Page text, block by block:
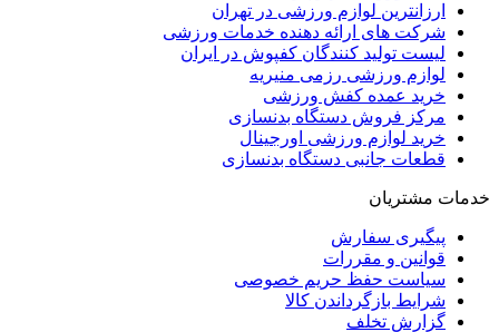
ارزانترین لوازم ورزشی در تهران
شرکت های ارائه دهنده خدمات ورزشی
لیست تولید کنندگان کفپوش در ایران
لوازم ورزشی رزمی منیریه
خرید عمده کفش ورزشی
مرکز فروش دستگاه بدنسازی
خرید لوازم ورزشی اورجینال
قطعات جانبی دستگاه بدنسازی
خدمات مشتریان
پیگیری سفارش
قوانین و مقررات
سیاست حفظ حریم خصوصی
شرایط بازگرداندن کالا
گزارش تخلف